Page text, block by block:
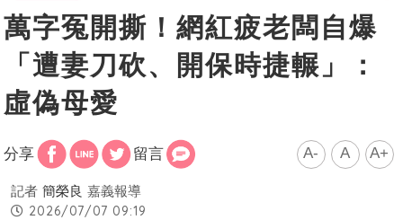
萬字冤開撕！網紅疲老闆自爆
「遭妻刀砍、開保時捷輾」：
虛偽母愛
分享 留言 A- A A+
記者 簡榮良 嘉義報導
2026/07/07 09:19